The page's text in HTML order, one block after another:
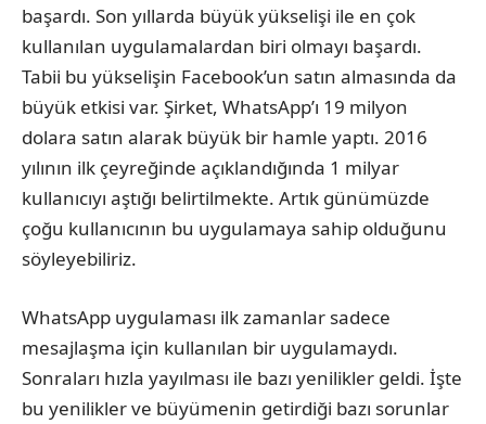
başardı. Son yıllarda büyük yükselişi ile en çok
kullanılan uygulamalardan biri olmayı başardı.
Tabii bu yükselişin Facebook’un satın almasında da
büyük etkisi var. Şirket, WhatsApp’ı 19 milyon
dolara satın alarak büyük bir hamle yaptı. 2016
yılının ilk çeyreğinde açıklandığında 1 milyar
kullanıcıyı aştığı belirtilmekte. Artık günümüzde
çoğu kullanıcının bu uygulamaya sahip olduğunu
söyleyebiliriz.
WhatsApp uygulaması ilk zamanlar sadece
mesajlaşma için kullanılan bir uygulamaydı.
Sonraları hızla yayılması ile bazı yenilikler geldi. İşte
bu yenilikler ve büyümenin getirdiği bazı sorunlar